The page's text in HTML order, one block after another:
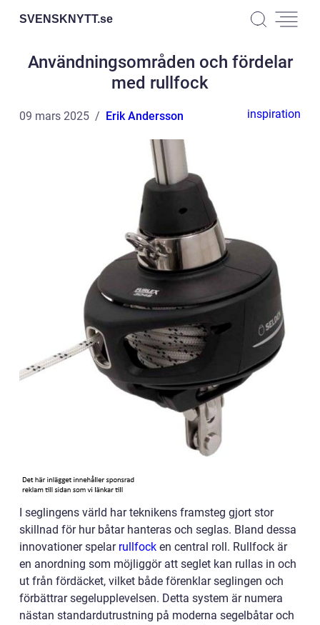
SVENSKNYTT.se
Användningsområden och fördelar
med rullfock
09 mars 2025 Erik Andersson inspiration
I seglingens värld har teknikens framsteg gjort stor
skillnad för hur båtar hanteras och seglas. Bland dessa
innovationer spelar rullfock en central roll. Rullfock är
en anordning som möjliggör att seglet kan rullas in och
ut från fördäcket, vilket både förenklar seglingen och
förbättrar segelupplevelsen. Detta system är numera
nästan standardutrustning på moderna segelbåtar och